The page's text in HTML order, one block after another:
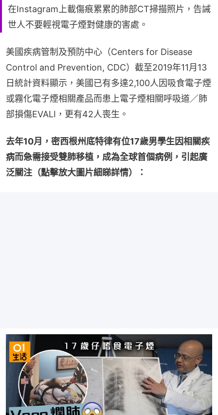
在Instagram上載傷痕累累的肺部CT掃描照片，告誡
世人不要輕視電子煙對健康的害處。
美國疾病管制及預防中心（Centers for Disease
Control and Prevention, CDC）截至2019年11月13
日統計資料顯示，美國已有多達2,100人因吸食電子煙
或霧化電子煙相關產品而患上電子煙相關呼吸道／肺
部損傷EVALI，更有42人喪生。
去年10月，密西根州底特律有位17歲男學生因相關疾
病而急需接受雙肺移植，成為全球首個病例，引起廣
泛關注（點擊放大圖片細睇詳情）：